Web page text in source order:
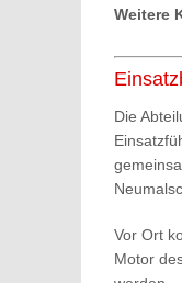
Weitere
Die
Vor Ort
Motor